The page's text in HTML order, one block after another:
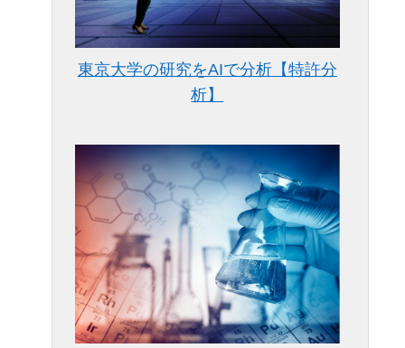
東京大学の研究をAIで分析【特許分
析】